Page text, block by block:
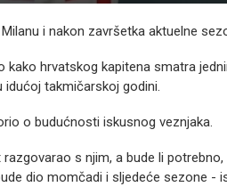
i nakon završetka aktuelne
kako hrvatskog kapitena smatra
takmičarskoj godini.
o budućnosti iskusnog veznjaka.
s njim, a bude li
dio momčadi i sljedeće sezone -